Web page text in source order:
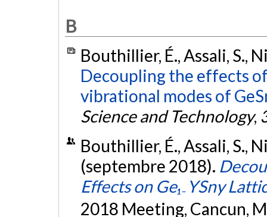
B
Bouthillier, É., Assali, S.,
Decoupling the effects
vibrational modes of
Science and Technology,
Bouthillier, É., Assali, S.,
(septembre 2018).
Effects on Ge₁₋YSny
2018 Meeting, Cancun,